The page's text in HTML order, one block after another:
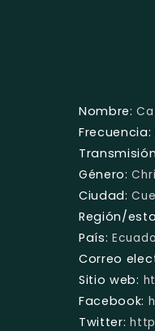
Nombre:
Frecuencia:
Género:
Ciudad:
Región/
País:
Correo
Sitio web:
Facebook:
Twitter: